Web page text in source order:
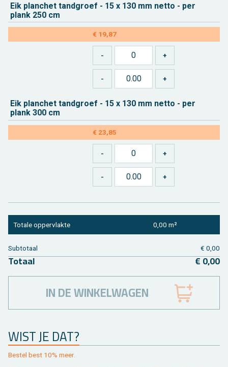
Eik plan­chet tand­groef - 15 x 130 mm netto - per
plank 250 cm
€ 19,87
Eik plan­chet tand­groef - 15 x 130 mm netto - per
plank 300 cm
€ 23,85
WIST JE DAT?
Be­stel best 10% meer.
To­ta­le op­per­vlak­te 0,00 m²
Sub­to­taal € 0,00
To­taal € 0,00
IN DE WINKELWAGEN